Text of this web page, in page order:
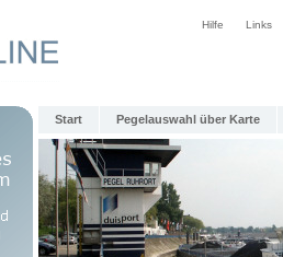
Hilfe Links
Start Pegelauswahl über Karte